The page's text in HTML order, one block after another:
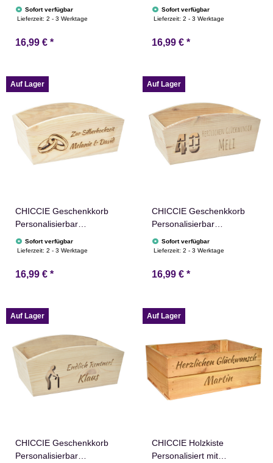
Wunschtext mit Herz
24x13x8cm Abgerundet
Geschenkidee Holzkiste
Personalisierung
Sofort verfügbar
Lieferzeit:2 - 3 Werktage
16,99 € *
Wunschtext mit Luftballons
24x13x8cm Abgerundet
Geschenkidee Holzkiste
Sofort verfügbar
Lieferzeit:2 - 3 Werktage
16,99 € *
Auf Lager
CHICCIE Geschenkkorb
Personalisierbar
Wunschtext mit Ringen
24x13x8cm Abgerundet
Geschenkidee Holzkiste
Sofort verfügbar
Lieferzeit:2 - 3 Werktage
16,99 € *
Auf Lager
CHICCIE Geschenkkorb
Personalisierbar
Wunschtext mit Zahl
24x13x8cm Abgerundet
Geschenkidee Holzkiste
Sofort verfügbar
Lieferzeit:2 - 3 Werktage
16,99 € *
Auf Lager
CHICCIE Geschenkkorb
Personalisierbar
Auf Lager
CHICCIE Holzkiste
Personalisiert mit